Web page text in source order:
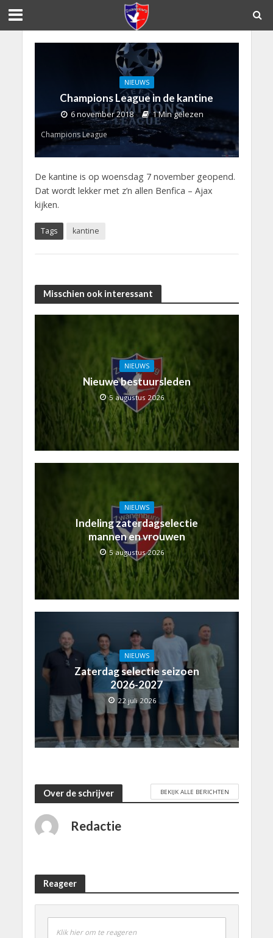
NIEUWS
Champions League in de kantine
6 november 2018
1 Min gelezen
Champions League
De kantine is op woensdag 7 november geopend.
Dat wordt lekker met z’n allen Benfica – Ajax
kijken.
Tags kantine
Misschien ook interessant
NIEUWS
Nieuwe bestuursleden
5 augustus 2026
NIEUWS
Indeling zaterdagselectie
mannen en vrouwen
5 augustus 2026
NIEUWS
Zaterdag selectie seizoen
2026-2027
22 juli 2026
Over de schrijver BEKIJK ALLE BERICHTEN
Redactie
Reageer
Klik hier om te reageren